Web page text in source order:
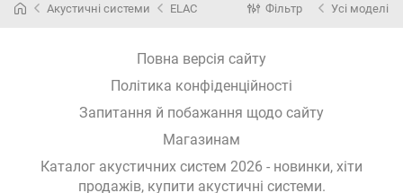
Акустичні системи ELAC Фільтр Усі моделі
Повна версія сайту
Політика конфіденційності
Запитання й побажання щодо сайту
Магазинам
Каталог акустичних систем 2026 - новинки, хіти
продажів, купити акустичні системи.